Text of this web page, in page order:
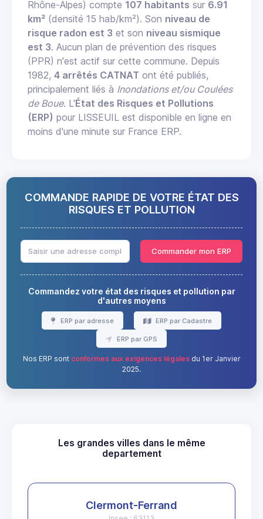
Rhône-Alpes) compte 107 habitants sur 6.91
km² (densité 15 hab/km²). Son niveau de
risque radon est 3 et son niveau sismique
est 3. Aucun plan de prévention des risques
(PPR) n'est actif sur cette commune. Depuis
1982, 4 arrêtés CATNAT ont été publiés,
principalement liés à Inondations et/ou Coulées
de Boue. L'État des Risques et Pollutions
(ERP) pour LISSEUIL est disponible en ligne en
moins d'une minute sur France ERP.
COMMANDE RAPIDE DE VOTRE ÉTAT DES
RISQUES ET POLLUTION
Commander mon ERP
Commandez votre état des risques et pollution par
d'autres moyens
ERP par adresse ERP par Cadastre
ERP par GPS
Nos ERP sont conformes aux exigences légalesdu 1er Janvier
2025.
Les grandes villes dans le même
departement
Clermont-Ferrand